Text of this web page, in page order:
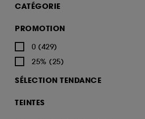
DIOR BACKSTAGE (1)
ESTÉE LAUDER (4)
GRANDE COSMETICS (2)
GUCCI (2)
CATÉGORIE
Maquillage
Eyeliner (69)
PROMOTION
0 (429)
25% (25)
SÉLECTION TENDANCE
Nouveauté (48)
TEINTES